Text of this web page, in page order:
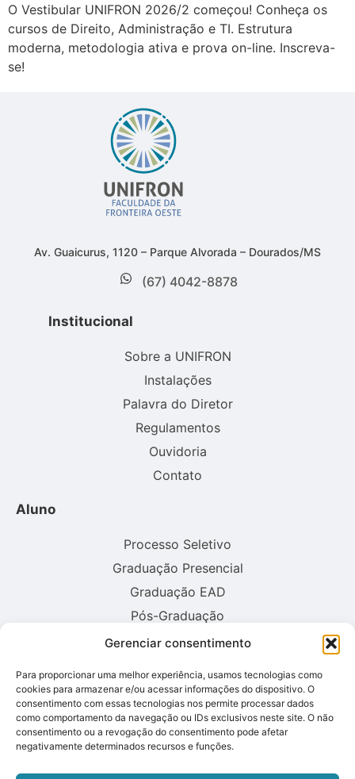
Gerenciar consentimento
Para proporcionar uma melhor experiência, usamos tecnologias como
cookies para armazenar e/ou acessar informações do dispositivo. O
consentimento com essas tecnologias nos permite processar dados
como comportamento da navegação ou IDs exclusivos neste site. O não
consentimento ou a revogação do consentimento pode afetar
negativamente determinados recursos e funções.
O Vestibular UNIFRON 2026/2 começou! Conheça os
cursos de Direito, Administração e TI. Estrutura
moderna, metodologia ativa e prova on-line. Inscreva-
se!
Av. Guaicurus, 1120 – Parque Alvorada – Dourados/MS
(67) 4042-8878
Institucional
Sobre a UNIFRON
Instalações
Palavra do Diretor
Regulamentos
Ouvidoria
Contato
Aluno
Processo Seletivo
Graduação Presencial
Graduação EAD
Pós-Graduação
Consulte aqui o cadastro da instituição no sistema E-MEC: